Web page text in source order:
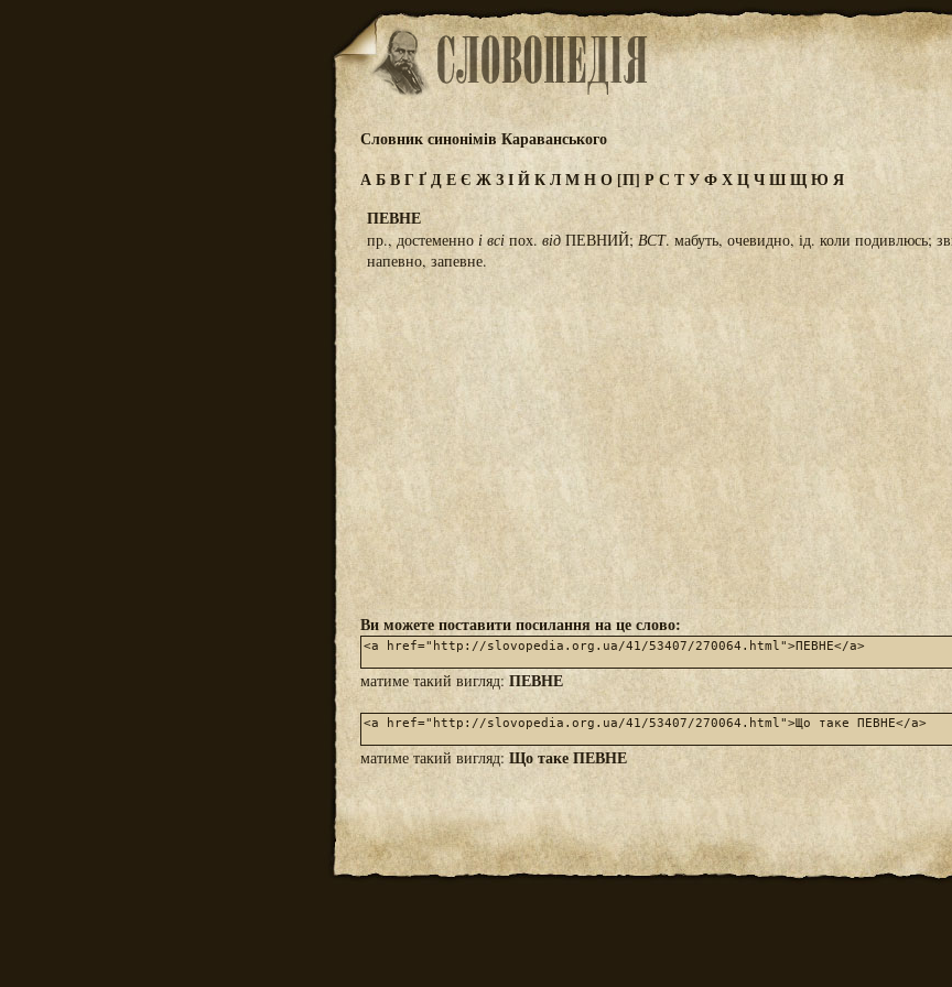
Словник синонімів Караванського
АБВГҐДЕЄ ЖЗІЙКЛМНО[П] РС ТУФХЦЧШЩЮ Я
ПЕВНЕ
пр., достеменно і всі пох. від ПЕВНИЙ;ВСТ. мабуть, очевидно, ід. коли подивлюсь;
напевно, запевне.
Ви можете поставити посилання на це слово:
матиме такий вигляд:ПЕВНЕ
матиме такий вигляд: Що таке ПЕВНЕ